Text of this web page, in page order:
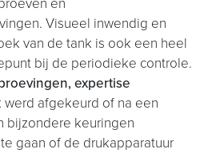
en
Visueel inwendig en
van de tank is ook een heel
bij de periodieke controle.
expertise
werd afgekeurd of na een
bijzondere keuringen
gaan of de drukapparatuur